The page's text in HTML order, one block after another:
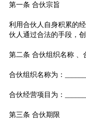
第一条 合伙宗旨
利用合伙人自身积累的
伙人通过合法的手段，
第二条 合伙组织名称 、
合伙组织名称为：
合伙经营项目为：
第三条 合伙期限